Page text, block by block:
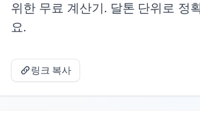
위한 무료 계산기. 달톤 단위로 정
요.
링크 복사